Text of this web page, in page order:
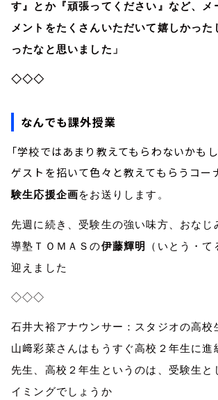
す』とか『頑張ってください』など、メ
メントをたくさんいただいて嬉しかった
ったなと思いました」
◇◇◇
なんでも課外授業
「学校ではあまり教えてもらわないかも
ゲストを招いて色々と教えてもらうコー
験生応援企画をお送りします。
先週に続き、受験生の強い味方、おなじ
導塾ＴＯＭＡＳの伊藤輝明
（いとう・
迎えました
◇◇◇
石井大裕アナウンサー：スタジオの高校
山﨑彩菜さんはもうすぐ高校２年生に進
先生、高校２年生というのは、受験生と
イミングでしょうか